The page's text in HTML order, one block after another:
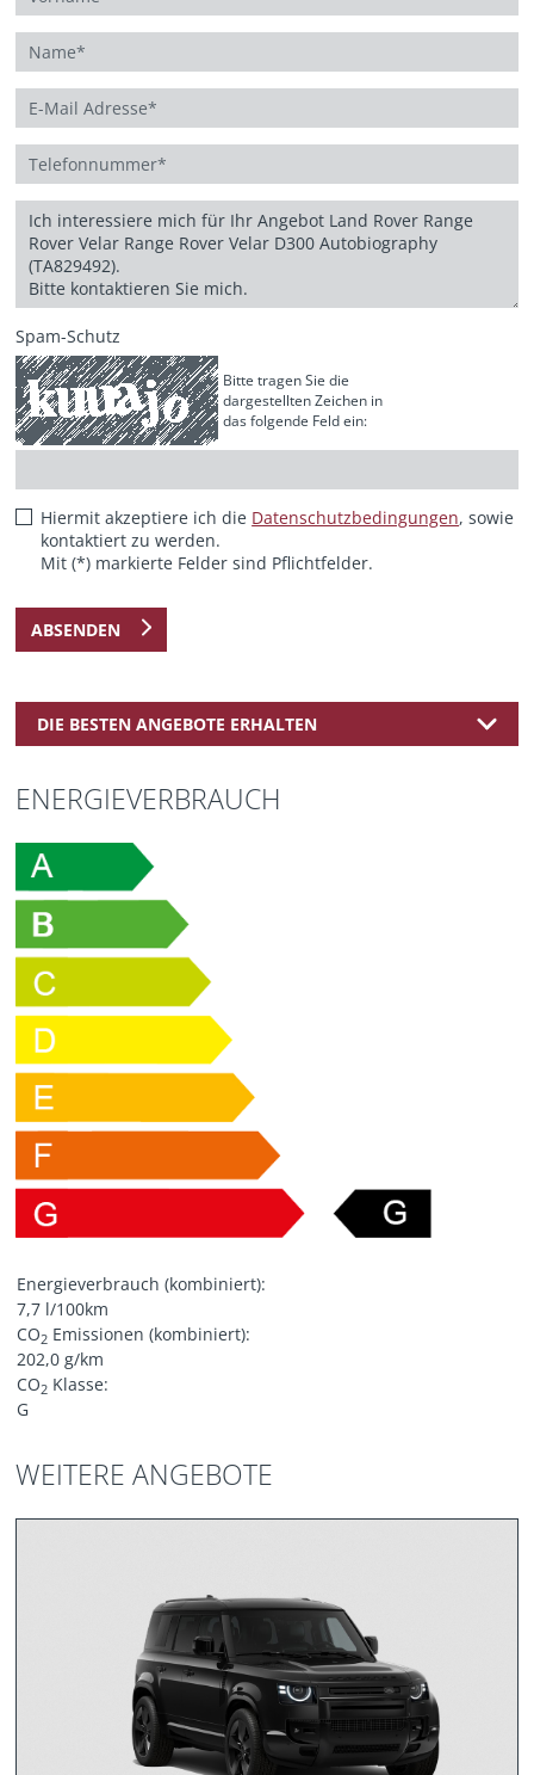
Spam-Schutz
Bitte tragen Sie die
dargestellten Zeichen in
das folgende Feld ein:
Hiermit akzeptiere ich die Datenschutzbedingungen, sowie
kontaktiert zu werden.
Mit (*) markierte Felder sind Pflichtfelder.
ABSENDEN
DIE BESTEN ANGEBOTE ERHALTEN
ENERGIEVERBRAUCH
Energieverbrauch (kombiniert):
7,7 l/100km
CO2 Emissionen (kombiniert):
202,0 g/km
CO2 Klasse:
G
WEITERE ANGEBOTE